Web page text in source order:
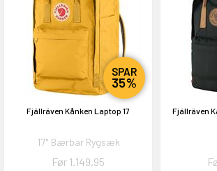
SPAR
35%
Fjällräven Kånken Laptop 17
17" Bærbar Rygsæk
Før 1.149,95
Fjällräven